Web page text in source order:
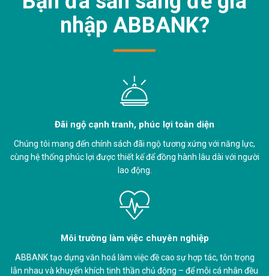
nhập ABBANK?
Đãi ngộ cạnh tranh, phúc lợi toàn diện
Chúng tôi mang đến chính sách đãi ngộ tương xứng với năng lực,
cùng hệ thống phúc lợi được thiết kế để đồng hành lâu dài với người
lao động.
Môi trường làm việc chuyên nghiệp
ABBANK tạo dựng văn hoá làm việc đề cao sự hợp tác, tôn trọng
lẫn nhau và khuyến khích tinh thần chủ động – để mỗi cá nhân đều